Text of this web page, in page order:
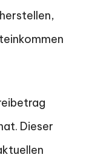
Dieser